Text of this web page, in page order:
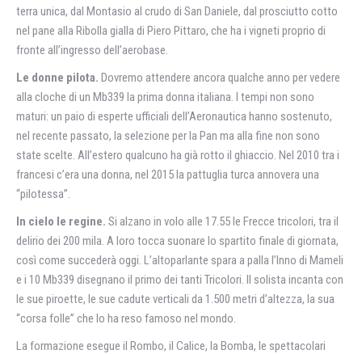
terra unica, dal Montasio al crudo di San Daniele, dal prosciutto cotto
nel pane alla Ribolla gialla di Piero Pittaro, che ha i vigneti proprio di
fronte all’ingresso dell’aerobase.
Le donne pilota. Dovremo attendere ancora qualche anno per vedere
alla cloche di un Mb339 la prima donna italiana. I tempi non sono
maturi: un paio di esperte ufficiali dell’Aeronautica hanno sostenuto,
nel recente passato, la selezione per la Pan ma alla fine non sono
state scelte. All’estero qualcuno ha già rotto il ghiaccio. Nel 2010 tra i
francesi c’era una donna, nel 2015 la pattuglia turca annovera una
“pilotessa”.
In cielo le regine. Si alzano in volo alle 17.55 le Frecce tricolori, tra il
delirio dei 200 mila. A loro tocca suonare lo spartito finale di giornata,
così come succederà oggi. L’altoparlante spara a palla l’Inno di Mameli
e i 10 Mb339 disegnano il primo dei tanti Tricolori. Il solista incanta con
le sue piroette, le sue cadute verticali da 1.500 metri d’altezza, la sua
“corsa folle” che lo ha reso famoso nel mondo.
La formazione esegue il Rombo, il Calice, la Bomba, le spettacolari